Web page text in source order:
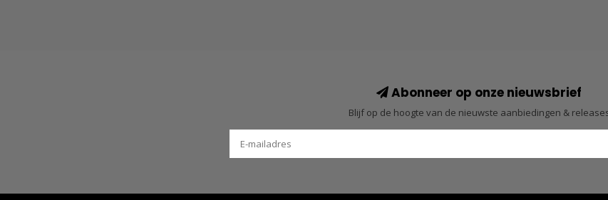
Abonneer op onze nieuwsbrief
Blijf op de hoogte van de nieuwste aanbiedingen &